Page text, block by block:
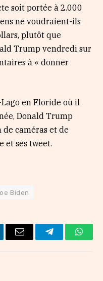
soit portée à 2.000
ne voudraient-ils
plutôt que
Trump vendredi sur
à « donner
en Floride où il
Donald Trump
caméras et de
et ses tweet.
Biden
Email Telegram